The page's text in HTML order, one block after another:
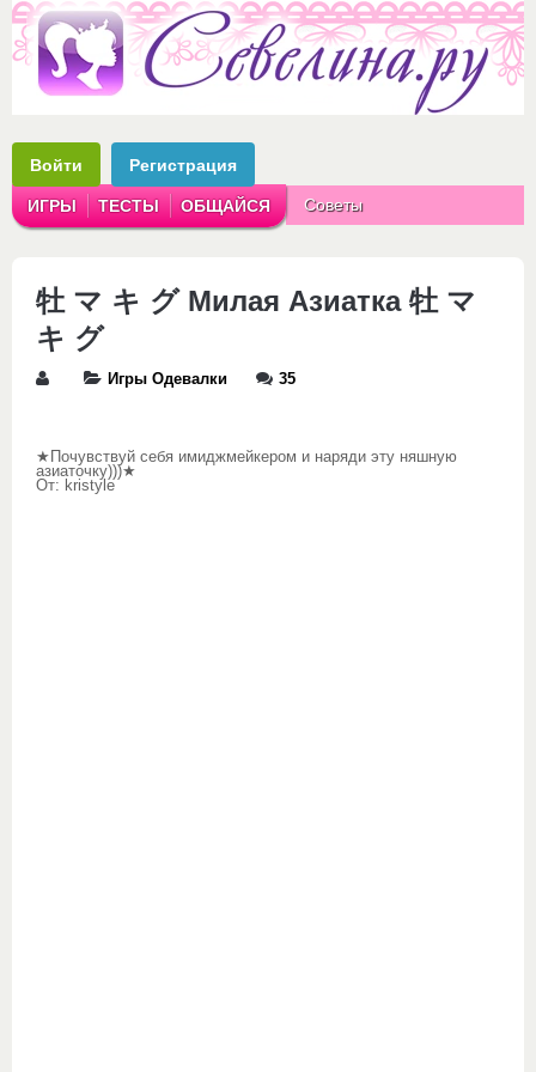
Войти Регистрация
ИГРЫ ТЕСТЫ ОБЩАЙСЯ Советы
牡 マ キ グ Милая Азиатка 牡 マ
キ グ
Игры Одевалки 35
★Почувствуй себя имиджмейкером и наряди эту няшную
азиаточку)))★
От: kristyle